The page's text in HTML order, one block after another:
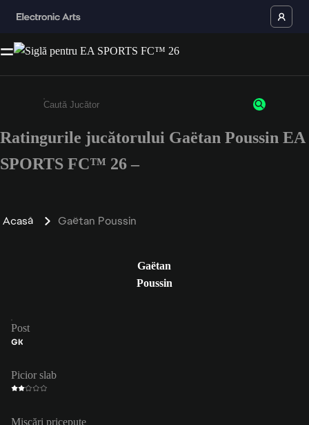
Enter a minimum of 3 characters or numbers
Ratingurile jucătorului Gaëtan Poussin EA
SPORTS FC™ 26 –
Acasă Gaëtan Poussin
Gaëtan
Poussin
Post
GK
Picior slab
Mișcări pricepute